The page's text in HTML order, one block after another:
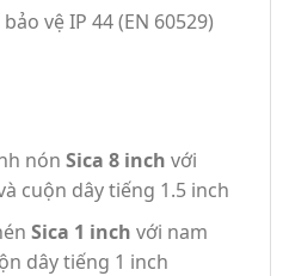
bảo vệ IP 44 (EN 60529)
nón Sica 8 inch với
cuộn dây tiếng 1.5 inch
Sica 1 inch với nam
dây tiếng 1 inch